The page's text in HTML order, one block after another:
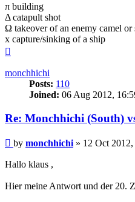
π building
Δ catapult shot
Ω takeover of an enemy camel or
x capture/sinking of a ship
monchhichi
Posts: 110
Joined: 06 Aug 2012,
Re: Monchhichi (South)
Post
by monchhichi » 12 Oct 2012,
Hallo klaus ,
Hier meine Antwort und der 20.